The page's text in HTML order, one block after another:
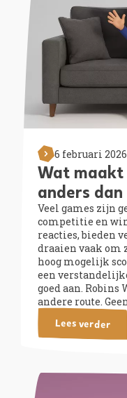
6 februari 2026
Wat maakt
anders
Veel games zijn
competitie en
reacties, bieden
draaien vaak om
hoog mogelijk
een
goed aan. Robins
andere route.
Lees verder